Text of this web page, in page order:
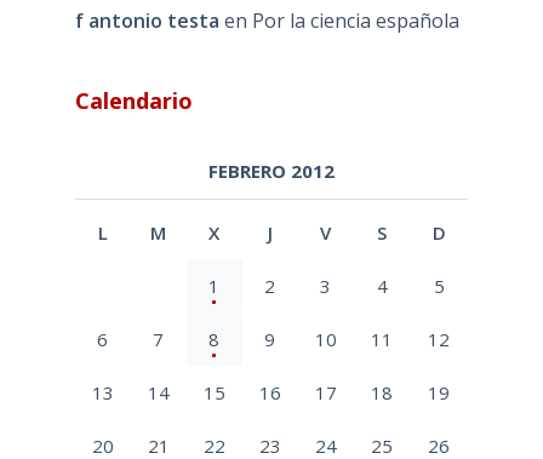
f antonio testa en Por la ciencia española
Calendario
FEBRERO 2012
L M X J V S D
1 2 3 4 5
6 7 8 9 10 11 12
13 14 15 16 17 18 19
20 21 22 23 24 25 26